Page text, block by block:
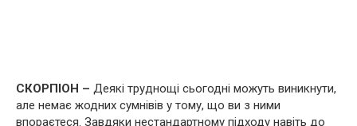
СКОРПІОН – Деякі труднощі сьогодні можуть виникнути,
але немає жодних сумнівів у тому, що ви з ними
впораєтеся. Завдяки нестандартному підходу навіть до